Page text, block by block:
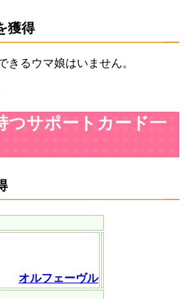
獲得
きるウマ娘はいません。
つサポートカード一
オルフェーヴル